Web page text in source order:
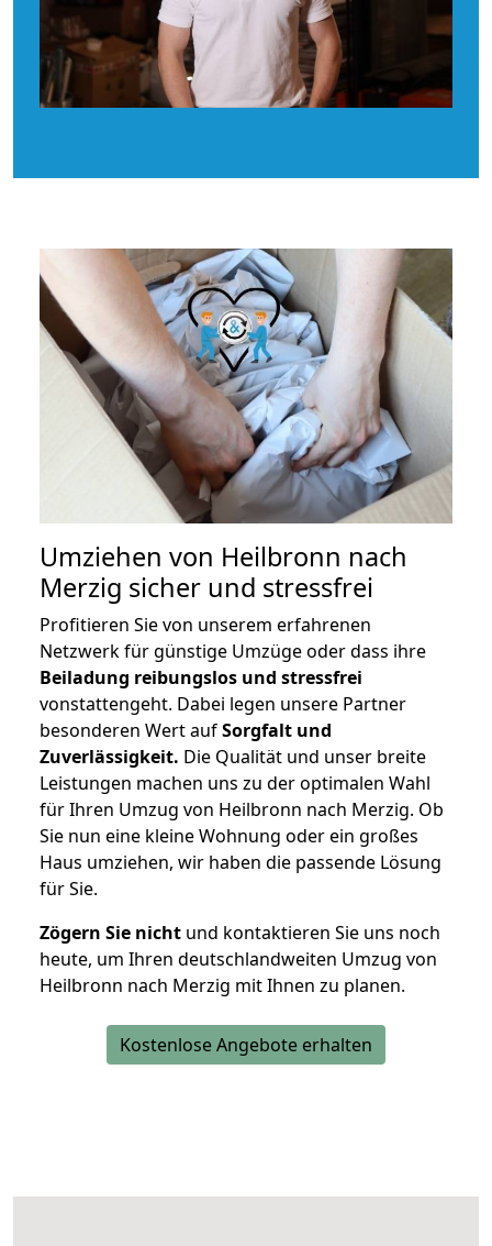
Umziehen von Heilbronn nach
Merzig sicher und stressfrei
Profitieren Sie von unserem erfahrenen
Netzwerk für günstige Umzüge oder dass ihre
Beiladung reibungslos und stressfrei
vonstattengeht. Dabei legen unsere Partner
besonderen Wert aufSorgfalt und
Zuverlässigkeit. Die Qualität und unser breite
Leistungen machen uns zu der optimalen Wahl
für Ihren Umzug von Heilbronn nach Merzig. Ob
Sie nun eine kleine Wohnung oder ein großes
Haus umziehen, wir haben die passende Lösung
für Sie.
Zögern Sie nicht und kontaktieren Sie uns noch
heute, um Ihren deutschlandweiten Umzug von
Heilbronn nach Merzig mit Ihnen zu planen.
Kostenlose Angebote erhalten